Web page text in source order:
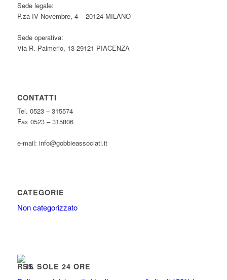
Sede legale:
P.za IV Novembre, 4 – 20124 MILANO
Sede operativa:
Via R. Palmerio, 13 29121 PIACENZA
CONTATTI
Tel. 0523 – 315574
Fax 0523 – 315806
e-mail: info@gobbieassociati.it
CATEGORIE
Non categorizzato
IL SOLE 24 ORE